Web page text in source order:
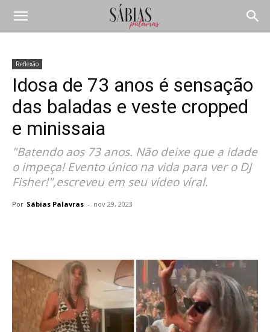
Reflexão
Idosa de 73 anos é sensação
das baladas e veste cropped
e minissaia
"Batendo aos 73 anos. Não deixe que a idade
o impeça! Evento único na vida para ver o DJ
Fisher!",escreveu em seu vídeo víral.
Por Sábias Palavras - nov 29, 2023